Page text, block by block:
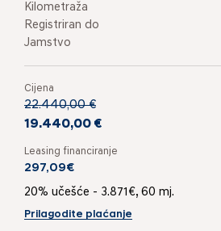
Kilometraža
Registriran do
Jamstvo
Cijena
22.440,00 €
19.440,00 €
Leasing financiranje
297,09€
20% učešće - 3.871€, 60 mj.
Prilagodite plaćanje